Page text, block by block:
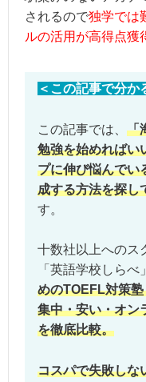
されるので独学では
ルの活用が高得点獲
＜この記事で分か
この記事では、 「
勉強を始めればい
プに伸び悩んでい
成する方法を探し
す。
十数社以上へのス
「英語学校しらべ
めのTOEFL対策
集中・安い・オン
を徹底比較。
コスパで失敗しな